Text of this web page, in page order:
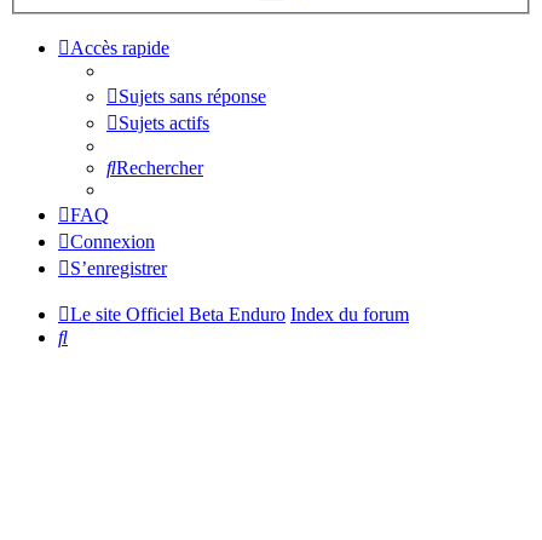
Accès rapide
Sujets sans réponse
Sujets actifs
Rechercher
FAQ
Connexion
S’enregistrer
Le site Officiel Beta Enduro Index du forum
Rechercher